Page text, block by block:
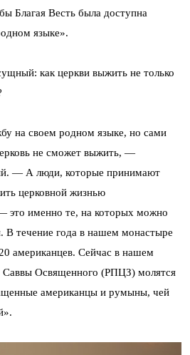
Благая Весть была доступна
языке».
как церкви выжить не только
на своем родном языке, но сами
не сможет выжить, —
— А люди, которые принимают
церковной жизнью
это именно те, на которых можно
В течение года в нашем монастыре
американцев. Сейчас в нашем
Саввы Освященного (РПЦЗ) молятся
американцы и румыны, чей